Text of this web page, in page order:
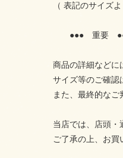
（ 表記のサイズ
●●● 重要
商品の詳細などに
サイズ等のご確認
また、最終的な
当店では、店頭・
ご了承の上、お買